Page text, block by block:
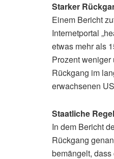
Starker
Einem Bericht
Internetportal
etwas mehr als
Prozent
Rückgang im
erwachsenen
Staatliche
In dem Bericht
Rückgang
bemängelt,